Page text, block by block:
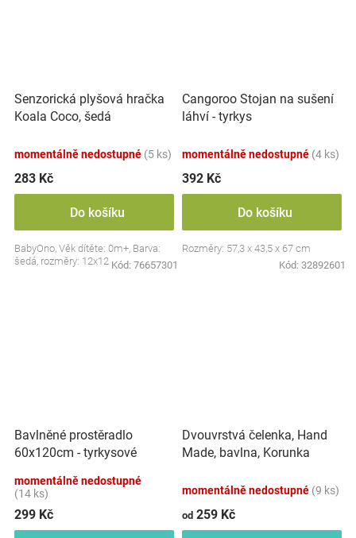
Senzorická plyšová hračka
Koala Coco, šedá
momentálně nedostupné (5 ks)
283 Kč
Do košíku
BabyOno, Věk dítěte: 0m+, Barva:
šedá, rozměry: 12x12 cm.
Kód: 76657301
Cangoroo Stojan na sušení
láhví - tyrkys
momentálně nedostupné (4 ks)
392 Kč
Do košíku
Rozměry: 57,3 x 43,5 x 67 cm
Kód: 32892601
Bavlněné prostěradlo
60x120cm - tyrkysové
momentálně nedostupné
(14 ks)
299 Kč
Dvouvrstvá čelenka, Hand
Made, bavlna, Korunka
momentálně nedostupné (9 ks)
od 259 Kč